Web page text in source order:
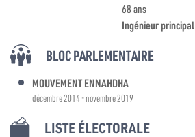
68 ans
Ingénieur principal
BLOC PARLEMENTAIRE
MOUVEMENT ENNAHDHA
décembre 2014 - novembre 2019
LISTE ÉLECTORALE